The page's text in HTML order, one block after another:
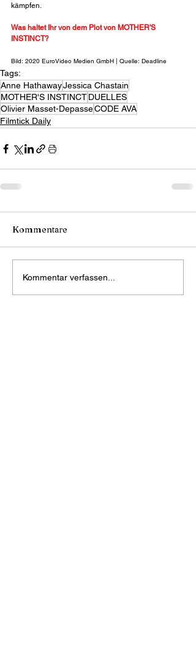
kämpfen.
Was haltet Ihr von dem Plot von MOTHER'S
INSTINCT?
Bild: 2020 EuroVideo Medien GmbH | Quelle: Deadline
Tags:
Anne HathawayJessica Chastain
MOTHER'S INSTINCTDUELLES
Olivier Masset-DepasseCODE AVA
Filmtick Daily
Kommentare
Kommentar verfassen...